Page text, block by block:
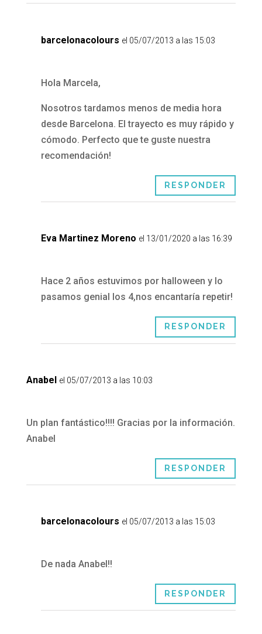
barcelonacolours el 05/07/2013 a las 15:03
Hola Marcela,
Nosotros tardamos menos de media hora
desde Barcelona. El trayecto es muy rápido y
cómodo. Perfecto que te guste nuestra
recomendación!
RESPONDER
Eva Martinez Moreno el 13/01/2020 a las 16:39
Hace 2 años estuvimos por halloween y lo
pasamos genial los 4,nos encantaría repetir!
RESPONDER
Anabel el 05/07/2013 a las 10:03
Un plan fantástico!!!! Gracias por la información.
Anabel
RESPONDER
barcelonacolours el 05/07/2013 a las 15:03
De nada Anabel!!
RESPONDER